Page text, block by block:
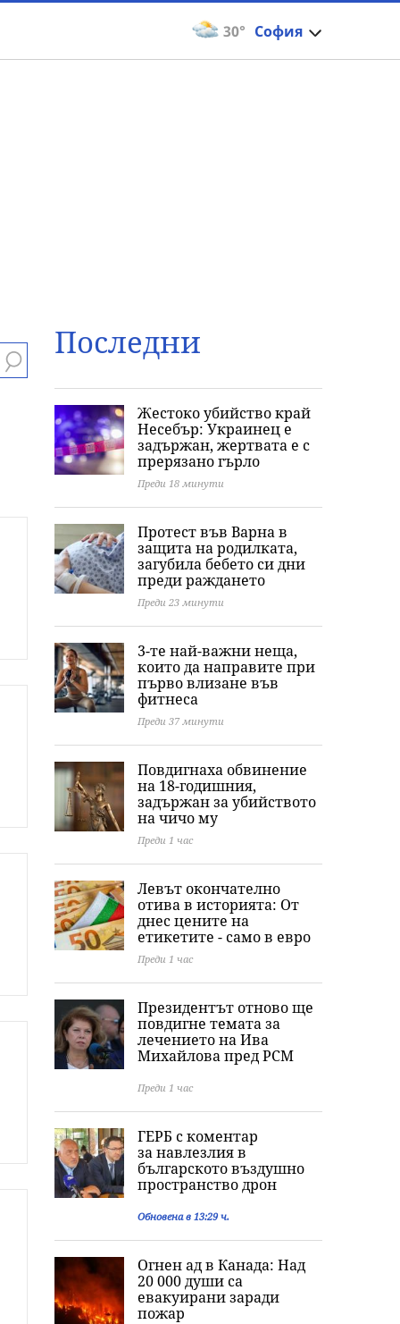
30° София
Последни
Жестоко убийство край
Несебър: Украинец е
задържан, жертвата е с
прерязано гърло
Преди 18 минути
Протест във Варна в
защита на родилката,
загубила бебето си дни
преди раждането
Преди 23 минути
3-те най-важни неща,
които да направите при
първо влизане във
фитнеса
Преди 37 минути
Повдигнаха обвинение
на 18-годишния,
задържан за убийството
на чичо му
Преди 1 час
Левът окончателно
отива в историята: Oт
днес цените на
етикетите - само в евро
Преди 1 час
Президентът отново ще
повдигне темата за
лечението на Ива
Михайлова пред РСМ
Преди 1 час
ГЕРБ с коментар
за навлезлия в
българското въздушно
пространство дрон
Обновена в 13:29 ч.
Огнен ад в Канада: Над
20 000 души са
евакуирани заради
пожар